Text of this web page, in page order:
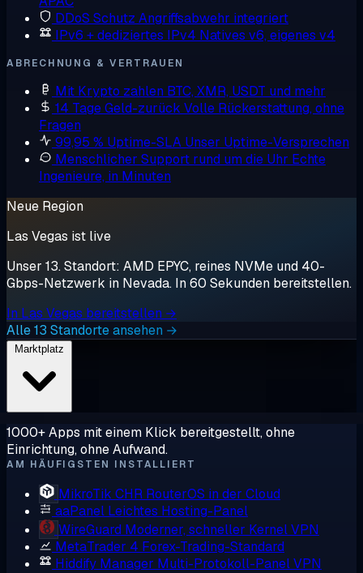
DDoS Schutz Angriffsabwehr integriert
IPv6 + dediziertes IPv4 Natives v6, eigenes v4
ABRECHNUNG & VERTRAUEN
Mit Krypto zahlen BTC, XMR, USDT und mehr
14 Tage Geld-zurück Volle Rückerstattung, ohne
Fragen
99,95 % Uptime-SLA Unser Uptime-Versprechen
Menschlicher Support rund um die Uhr Echte
Ingenieure, in Minuten
Neue Region
Las Vegas ist live
Unser 13. Standort: AMD EPYC, reines NVMe und 40-
Gbps-Netzwerk in Nevada. In 60 Sekunden bereitstellen.
In Las Vegas bereitstellen →
Alle 13 Standorte ansehen →
1000+ Apps mit einem Klick bereitgestellt, ohne
Einrichtung, ohne Aufwand.
AM HÄUFIGSTEN INSTALLIERT
MikroTik CHR RouterOS in der Cloud
aaPanel Leichtes Hosting-Panel
WireGuard Moderner, schneller Kernel VPN
MetaTrader 4 Forex-Trading-Standard
Hiddify Manager Multi-Protokoll-Panel VPN